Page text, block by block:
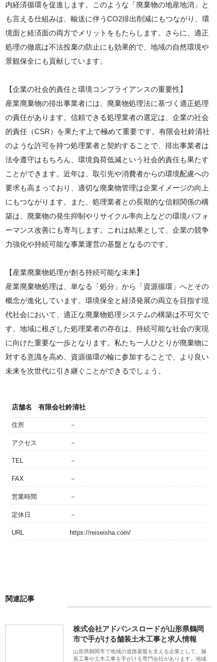
内経済循環を促進します。このような「廃棄物の地産地消」と
も言える仕組みは、輸送に伴うCO2排出削減にもつながり、環
境面と経済面の両方でメリットをもたらします。さらに、適正
処理の徹底は不法投棄の防止にも効果的で、地域の自然環境や
景観保全にも貢献しています。
【企業の社会的責任と環境コンプライアンスの重要性】
産業廃棄物の排出事業者には、廃棄物処理法に基づく適正処理
の責任があります。信頼できる処理業者の選定は、企業の社会
的責任（CSR）を果たす上で極めて重要です。有限会社鈴清社
のような許可を持つ処理業者と契約することで、排出事業者は
法令遵守はもちろん、環境負荷低減という社会的責任も果たす
ことができます。近年は、取引先や消費者からの環境配慮への
要求も高まっており、適切な廃棄物管理は企業イメージの向上
にもつながります。また、処理業者との長期的な信頼関係の構
築は、廃棄物の発生抑制やリサイクル率向上などの環境パフォ
ーマンス改善にも寄与します。これは結果として、企業の競争
力強化や持続可能な事業運営の基盤となるのです。
【産業廃棄物処理が創る持続可能な未来】
産業廃棄物処理は、単なる「処分」から「資源循環」へとその
概念が進化しています。環境保全と経済発展の両立を目指す現
代社会において、適正な廃棄物処理システムの構築は不可欠で
す。地域に根ざした処理業者の存在は、持続可能な社会の実現
に向けた重要な一歩となります。私たち一人ひとりが廃棄物に
対する意識を高め、資源循環の輪に参加することで、より良い
未来を次世代に引き継ぐことができるでしょう。
店舗名 有限会社鈴清社
住所 －
アクセス －
TEL －
FAX －
営業時間 －
定休日 －
URL https://reiseisha.com/
関連記事
株式会社アドバンスロードが山形県鶴岡
市で手がける舗装土木工事と求人情報
山形県鶴岡市で地域の道路基盤を支える企業として、舗
装工事や土木工事を手がける専門会社があります。地域